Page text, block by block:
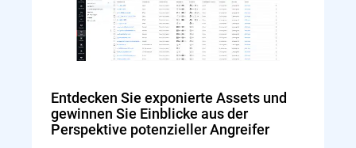
Entdecken Sie exponierte Assets und
gewinnen Sie Einblicke aus der
Perspektive potenzieller Angreifer